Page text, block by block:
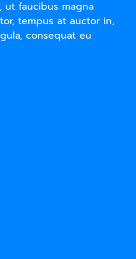
ut faucibus magna
tempus at auctor in,
consequat eu